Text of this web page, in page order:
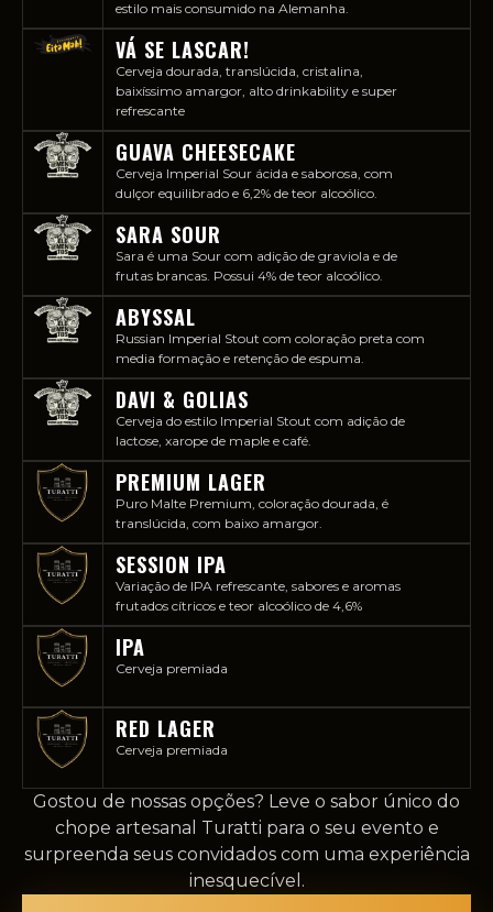
estilo mais consumido na Alemanha.
VÁ SE LASCAR!
Cerveja dourada, translúcida, cristalina,
baixíssimo amargor, alto drinkability e super
refrescante
GUAVA CHEESECAKE
Cerveja Imperial Sour ácida e saborosa, com
dulçor equilibrado e 6,2% de teor alcoólico.
SARA SOUR
Sara é uma Sour com adição de graviola e de
frutas brancas. Possui 4% de teor alcoólico.
ABYSSAL
Russian Imperial Stout com coloração preta com
media formação e retenção de espuma.
DAVI & GOLIAS
Cerveja do estilo Imperial Stout com adição de
lactose, xarope de maple e café.
PREMIUM LAGER
Puro Malte Premium, coloração dourada, é
translúcida, com baixo amargor.
SESSION IPA
Variação de IPA refrescante, sabores e aromas
frutados cítricos e teor alcoólico de 4,6%
IPA
Cerveja premiada
RED LAGER
Cerveja premiada
Gostou de nossas opções? Leve o sabor único do
chope artesanal Turatti para o seu evento e
surpreenda seus convidados com uma experiência
inesquecível.